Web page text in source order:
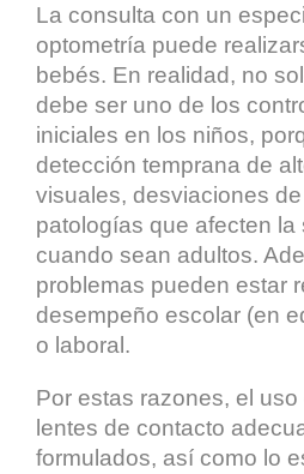
La consulta con un
optometría puede
bebés. En realidad, no
debe ser uno de los
iniciales en los niños,
detección temprana de
visuales, desviaciones
patologías que afecten la
cuando sean adultos.
problemas pueden estar
desempeño escolar (en
o laboral.
Por estas razones, el
lentes de contacto
formulados, así como lo